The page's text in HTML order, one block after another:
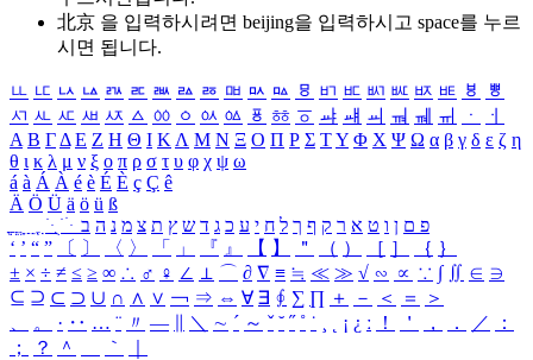
北京 을 입력하시려면 beijing을 입력하시고 space를 누르
시면 됩니다.
ㅥ ㅦ ㅧ ㅨ ㅩ ㅪ ㅫ ㅬ ㅭ ㅮ ㅯ ㅰ ㅱ ㅲ ㅳ ㅴ ㅵ ㅶ ㅷ ㅸ
ㅹ
ㅺ ㅻ ㅼ ㅽ ㅾ ㅿ ㆀ ㆁ ㆂ ㆃ ㆄ ㆅ ㆆ ㆇ ㆈ ㆉ ㆊ ㆋ ㆌ ㆍ
ㆎ
Α Β ΓΔ Ε Ζ Η Θ Ι ΚΛ Μ Ν Ξ Ο Π Ρ Σ ΤΥ Φ Χ Ψ Ω α β γ δ ε ζ η
θ ι κ λ μ ν ξ ο π ρ σ τ υ φ χ ψ ω
á à Á À é è É È ç Ç ê
Ä Ö Ü ä ö ü ß
ִֶֹ ֻּ ׁׂ פ ם ן ו ט א ר ק ף ך ל ח י ע כ ג ד ש ץ ת צ מ נ ה ב
‘ ’ “ ” 〔 〕 〈 〉 「 」 『 』 【 】 ＂ （ ） ［ ］ ｛ ｝
± × ÷ ≠ ≤ ≥ ∞ ∴ ♂ ♀ ∠ ⊥ ⌒ ∂ ∇ ≡ ≒ ≪ ≫ √ ∽ ∝ ∵ ∫ ∬ ∈ ∋
⊆ ⊇ ⊂ ⊃ ∪ ∩ ∧ ∨ ￢ ⇒ ⇔ ∀ ∃ ∮ ∑ ∏ ＋ － ＜ ＝
＞
、
。 · ‥ … ¨ 〃 ― ＼ ∼ ´ ～ ˇ ˘ ˝ ˚ ˙ ¸ ¡ ¿ ː ！ ＇ ， ． ／
：
；
？ ＾ ｀